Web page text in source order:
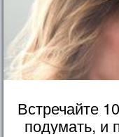
Встречайте
подумать, и